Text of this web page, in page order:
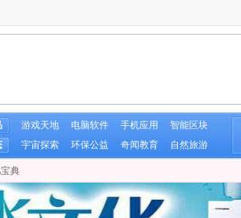
游戏天地 电脑软件 手机应用
智能区块
宇宙探索 环保公益 奇闻教育 自然旅游
典